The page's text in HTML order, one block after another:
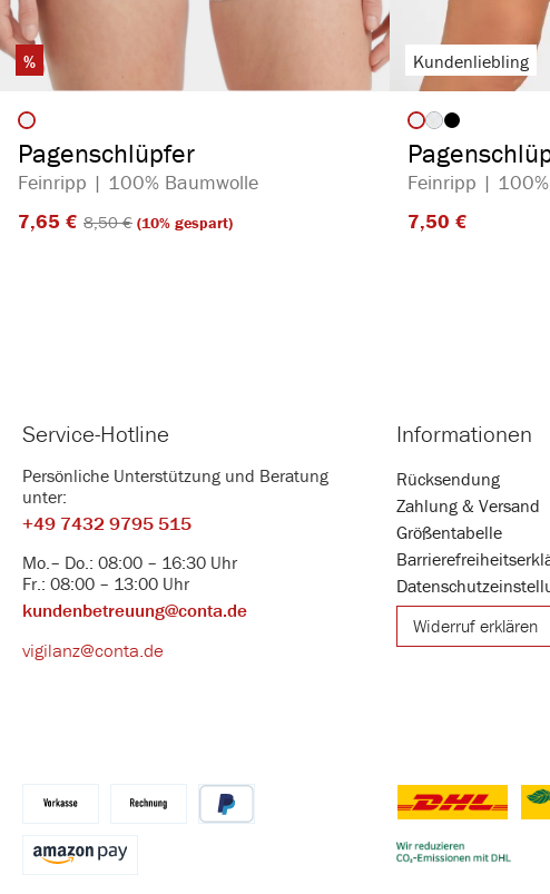
%
Artikelfarbe
Pagenschlüpfer
Feinripp | 100% Baumwolle
7,65 €​ 8,50 €​ (10% gespart)
Kundenliebling
Artikelfarbe
(Diese Option ist
Feinripp |
7,50 €​
Service-Hotline
Persönliche Unterstützung und Beratung
unter:
+49 7432 9795 515
Mo.– Do.: 08:00 – 16:30 Uhr
Fr.: 08:00 – 13:00 Uhr
kundenbetreuung@conta.de
vigilanz@conta.de
Informationen
Rücksendung
Zahlung & Versand
Größentabelle
Widerruf erklären